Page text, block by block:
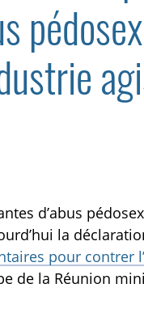
d’abus
la
pour contrer
de la Réunion